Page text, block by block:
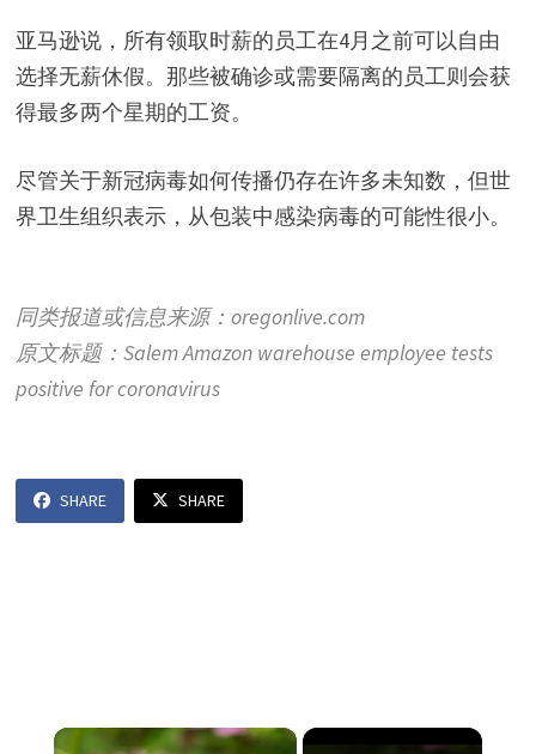
亚马逊说，所有领取时薪的员工在4月之前可以自由
选择无薪休假。那些被确诊或需要隔离的员工则会获
得最多两个星期的工资。
尽管关于新冠病毒如何传播仍存在许多未知数，但世
界卫生组织表示，从包装中感染病毒的可能性很小。
同类报道或信息来源：oregonlive.com
原文标题：Salem Amazon warehouse employee tests
positive for coronavirus
SHARE SHARE
×